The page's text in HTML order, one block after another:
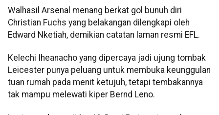
Walhasil Arsenal menang berkat gol bunuh diri
Christian Fuchs yang belakangan dilengkapi oleh
Edward Nketiah, demikian catatan laman resmi EFL.
Kelechi Iheanacho yang dipercaya jadi ujung tombak
Leicester punya peluang untuk membuka keunggulan
tuan rumah pada menit ketujuh, tetapi tembakannya
tak mampu melewati kiper Bernd Leno.